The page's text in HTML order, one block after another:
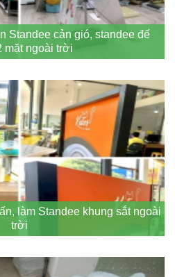
Standee cản gió, standee đế
mặt ngoài trời
làm Standee khung sắt ngoài
trời